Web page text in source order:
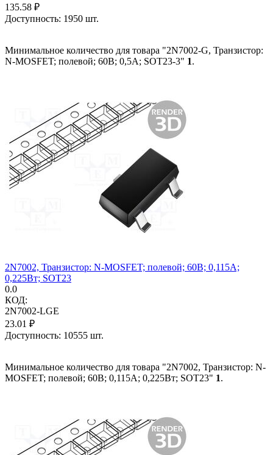
135.58 ₽
Доступность: 1950 шт.
Минимальное количество для товара "2N7002-G, Транзистор:
N-MOSFET; полевой; 60В; 0,5А; SOT23-3" 1.
2N7002, Транзистор: N-MOSFET; полевой; 60В; 0,115А;
0,225Вт; SOT23
0.0
КОД:
2N7002-LGE
23.01 ₽
Доступность: 10555 шт.
Минимальное количество для товара "2N7002, Транзистор: N-
MOSFET; полевой; 60В; 0,115А; 0,225Вт; SOT23" 1.